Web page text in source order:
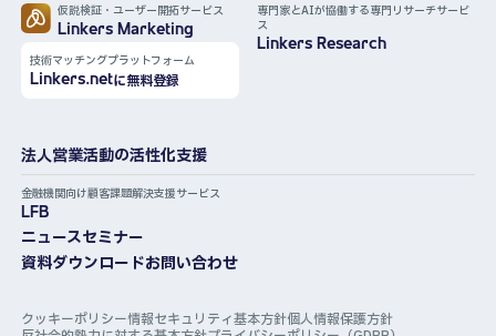
仮説検証・ユーザー開拓サービス
Linkers Marketing
技術マッチングプラットフォーム
Linkers.netに無料登録
専門家とAIが協働する専門リサーチサービ
ス
Linkers Research
法人営業活動の活性化支援
金融機関向け顧客課題解決支援サービス
LFB
ニュースセミナー
資料ダウンロードお問い合わせ
クッキーポリシー情報セキュリティ基本方針個人情報保護方針